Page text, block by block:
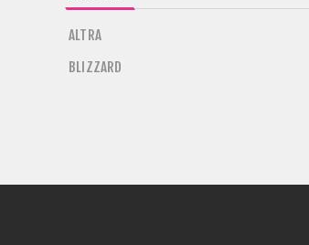
ALTRA
BLIZZARD